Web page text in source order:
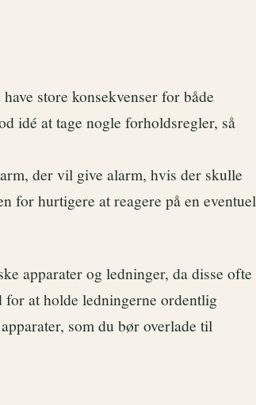
store konsekvenser for både
idé at tage nogle forholdsregler, så
der vil give alarm, hvis der skulle
for hurtigere at reagere på en eventuel
apparater og ledninger, da disse ofte
at holde ledningerne ordentlig
som du bør overlade til